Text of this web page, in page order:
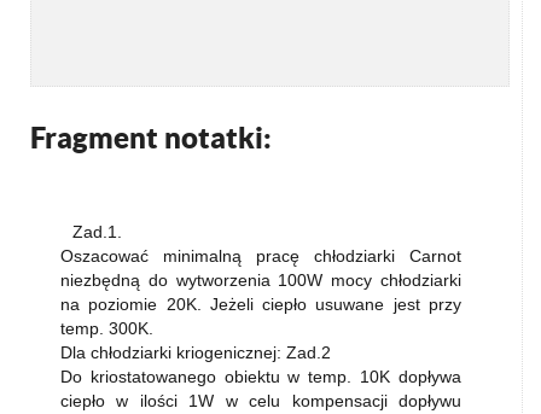
Fragment notatki:
Zad.1.
Oszacować minimalną pracę chłodziarki Carnot
niezbędną do wytworzenia 100W mocy chłodziarki
na poziomie 20K. Jeżeli ciepło usuwane jest przy
temp. 300K.
Dla chłodziarki kriogenicznej: Zad.2
Do kriostatowanego obiektu w temp. 10K dopływa
ciepło w ilości 1W w celu kompensacji dopływu